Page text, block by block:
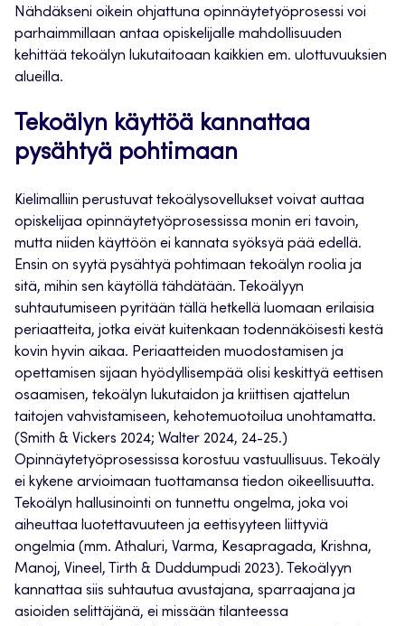
Nähdäkseni oikein ohjattuna opinnäytetyöprosessi voi
parhaimmillaan antaa opiskelijalle mahdollisuuden
kehittää tekoälyn lukutaitoaan kaikkien em. ulottuvuuksien
alueilla.
Tekoälyn käyttöä kannattaa
pysähtyä pohtimaan
Kielimalliin perustuvat tekoälysovellukset voivat auttaa
opiskelijaa opinnäytetyöprosessissa monin eri tavoin,
mutta niiden käyttöön ei kannata syöksyä pää edellä.
Ensin on syytä pysähtyä pohtimaan tekoälyn roolia ja
sitä, mihin sen käytöllä tähdätään. Tekoälyyn
suhtautumiseen pyritään tällä hetkellä luomaan erilaisia
periaatteita, jotka eivät kuitenkaan todennäköisesti kestä
kovin hyvin aikaa. Periaatteiden muodostamisen ja
opettamisen sijaan hyödyllisempää olisi keskittyä eettisen
osaamisen, tekoälyn lukutaidon ja kriittisen ajattelun
taitojen vahvistamiseen, kehotemuotoilua unohtamatta.
(Smith & Vickers 2024; Walter 2024, 24-25.)
Opinnäytetyöprosessissa korostuu vastuullisuus. Tekoäly
ei kykene arvioimaan tuottamansa tiedon oikeellisuutta.
Tekoälyn hallusinointi on tunnettu ongelma, joka voi
aiheuttaa luotettavuuteen ja eettisyyteen liittyviä
ongelmia (mm. Athaluri, Varma, Kesapragada, Krishna,
Manoj, Vineel, Tirth & Duddumpudi 2023). Tekoälyyn
kannattaa siis suhtautua avustajana, sparraajana ja
asioiden selittäjänä, ei missään tilanteessa